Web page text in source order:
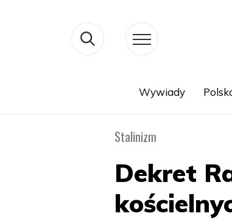
Wywiady
Stalinizm
Dekret